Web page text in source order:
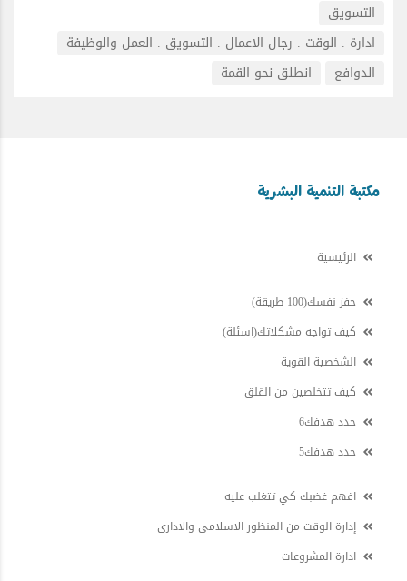
التسويق
ادارة . الوقت . رجال الاعمال . التسويق . العمل والوظيفة
الدوافع
انطلق نحو القمة
مكتبة التنمية البشرية
الرئيسية
حفز نفسك(100 طريقة)
كيف تواجه مشكلاتك(اسئلة)
الشخصية القوية
كيف تتخلصين من القلق
حدد هدفك6
حدد هدفك5
افهم غضبك كي تتغلب عليه
إدارة الوقت من المنظور الاسلامى والادارى
ادارة المشروعات